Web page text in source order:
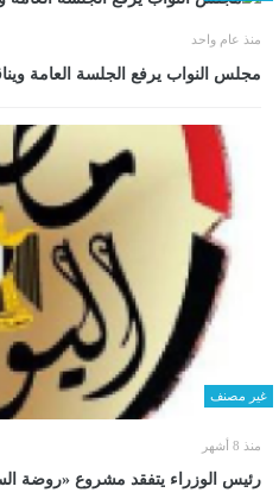
منذ عام واحد
مجلس النواب يرفع الجلسة العامة
غير مصنف
منذ 8 أشهر